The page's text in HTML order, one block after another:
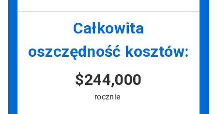
Całkowita
oszczędność kosztów:
$244,000
rocznie